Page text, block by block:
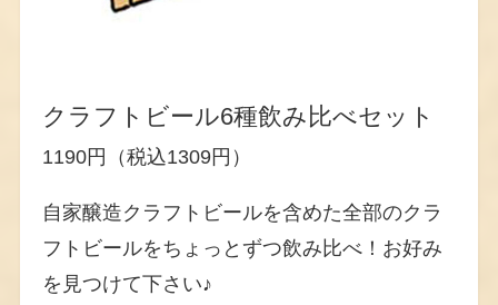
クラフトビール6種飲み比べセット
1190円（税込1309円）
自家醸造クラフトビールを含めた全部のクラ
フトビールをちょっとずつ飲み比べ！お好み
を見つけて下さい♪